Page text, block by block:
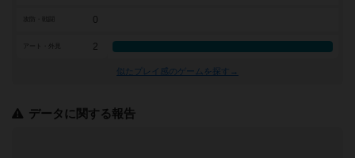
0
アート・外見 2
似たプレイ感のゲームを探す→
データに関する報告